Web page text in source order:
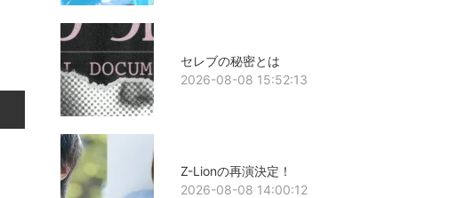
セレブの秘密とは
2026-08-08 15:52:13
Z-Lionの再演決定！
2026-08-08 14:00:12